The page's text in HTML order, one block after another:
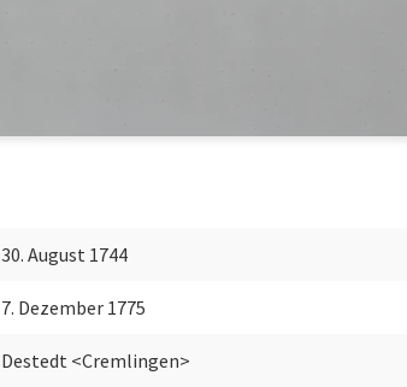
30. August 1744
7. Dezember 1775
Destedt <Cremlingen>